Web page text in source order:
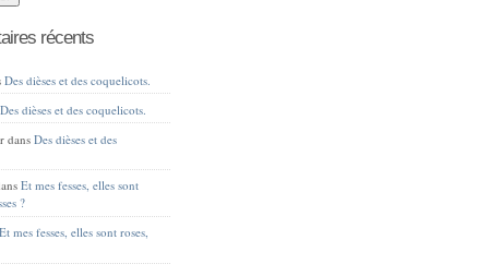
récents
Des dièses et des coquelicots.
Des dièses et des coquelicots.
dansDes dièses et des
Et mes fesses, elles sont
?
Et mes fesses, elles sont roses,